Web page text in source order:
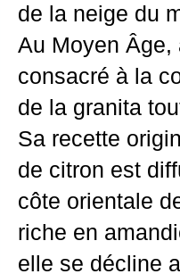
de la neige du
Au Moyen Âge,
consacré à la
de la granita
Sa recette
de citron est
côte orientale
riche en
elle se décline